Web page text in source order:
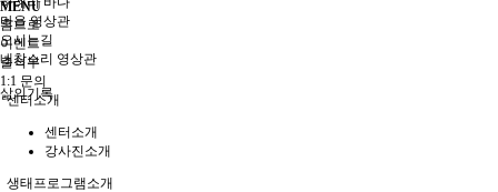
마을 영상관
오시는길
내창소리 영상관
삶의기록
MENU
홈으로
이벤트
출석부
1:1 문의
센터소개
센터소개
강사진소개
생태프로그램소개